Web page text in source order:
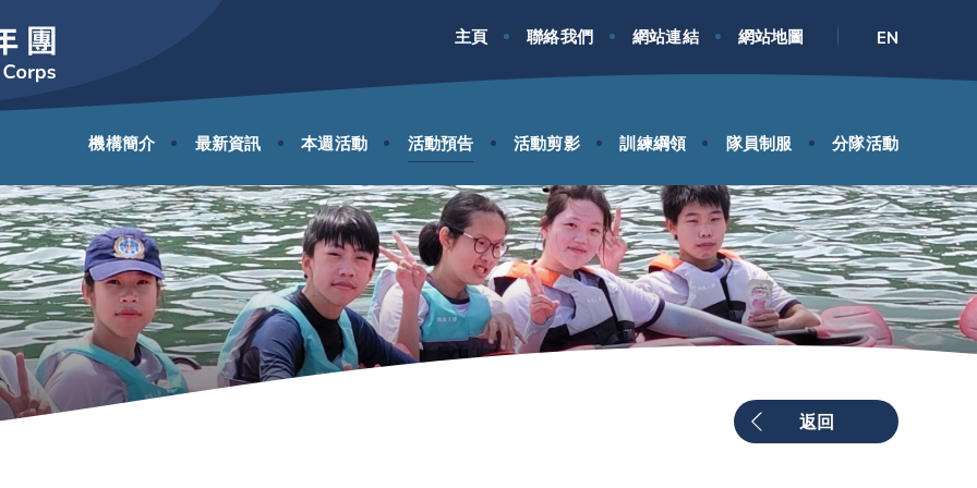
機構簡介 最新資訊 本週活動 活動預告 活動剪影 訓練綱領 隊員制服 分隊活動
主頁 聯絡我們 網站連結 網站地圖 EN
返回